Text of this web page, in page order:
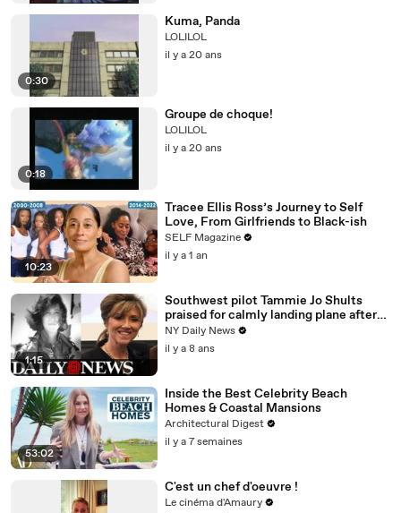
0:30
Kuma, Panda
LOLILOL
il y a 20 ans
0:18
Groupe de choque!
LOLILOL
il y a 20 ans
10:23
Tracee Ellis Ross’s Journey to Self
Love, From Girlfriends to Black-ish
SELF Magazine
il y a 1 an
1:15
Southwest pilot Tammie Jo Shults
praised for calmly landing plane after
engine exploded
NY Daily News
il y a 8 ans
53:02
Inside the Best Celebrity Beach
Homes & Coastal Mansions
Architectural Digest
il y a 7 semaines
C'est un chef d'oeuvre !
Le cinéma d'Amaury